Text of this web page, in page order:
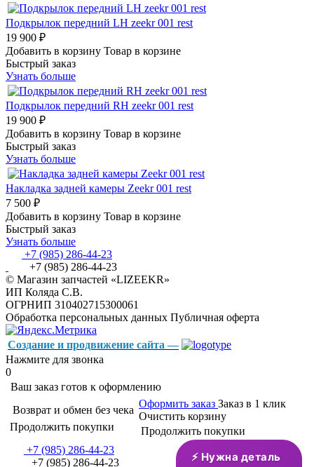
Подкрылок передний LH zeekr 001 rest
19 900 ₽
Добавить в корзину Товар в корзине
Быстрый заказ
Узнать больше
Подкрылок передний RH zeekr 001 rest
19 900 ₽
Добавить в корзину Товар в корзине
Быстрый заказ
Узнать больше
Накладка задней камеры Zeekr 001 rest
7 500 ₽
Добавить в корзину Товар в корзине
Быстрый заказ
Узнать больше
+7 (985) 286-44-23
+7 (985) 286-44-23
© Магазин запчастей «LIZEEKR»
ИП Коляда С.В.
ОГРНИП 310402715300061
Обработка персональных данных Публичная оферта
Создание и продвижение сайта —
Нажмите для звонка
0
Ваш заказ готов к оформлению
Возврат и обмен без чека
Продолжить покупки
Оформить заказ Заказ в 1 клик
Очистить корзину
Продолжить покупки
+7 (985) 286-44-23
+7 (985) 286-44-23
⚡ Нужна деталь